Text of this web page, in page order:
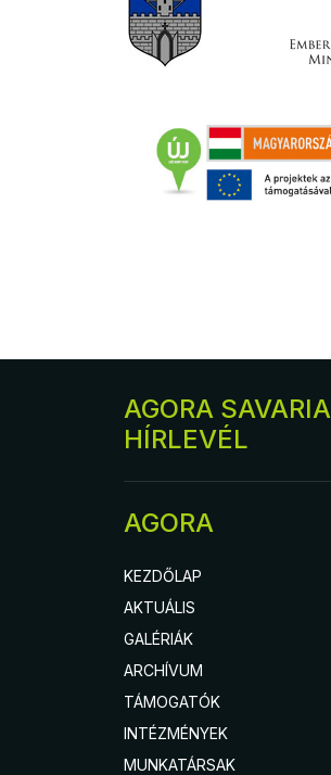
AGORA SAVARIA
HÍRLEVÉL
AGORA
KEZDŐLAP
AKTUÁLIS
GALÉRIÁK
ARCHÍVUM
TÁMOGATÓK
INTÉZMÉNYEK
MUNKATÁRSAK